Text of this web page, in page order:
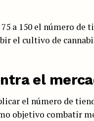
a 150 el número de
el cultivo de
el
el número de
objetivo combatir